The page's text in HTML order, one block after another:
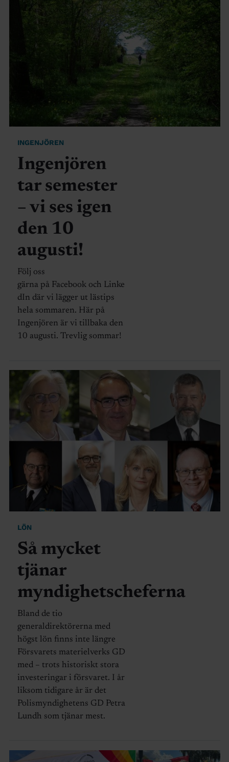
INGENJÖREN
Ingenjören
tar semester
– vi ses igen
den 10
augusti!
Följ oss
gärna på Facebook och Linke
dIn där vi lägger ut lästips
hela sommaren. Här på
Ingenjören är vi tillbaka den
10 augusti. Trevlig sommar!
LÖN
Så mycket
tjänar
myndighetscheferna
Bland de tio
generaldirektörerna med
högst lön finns inte längre
Försvarets materielverks GD
med – trots historiskt stora
investeringar i försvaret. I år
liksom tidigare år är det
Polismyndighetens GD Petra
Lundh som tjänar mest.